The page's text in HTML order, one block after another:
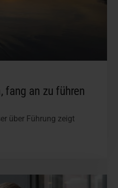
fang an zu führen
über Führung zeigt